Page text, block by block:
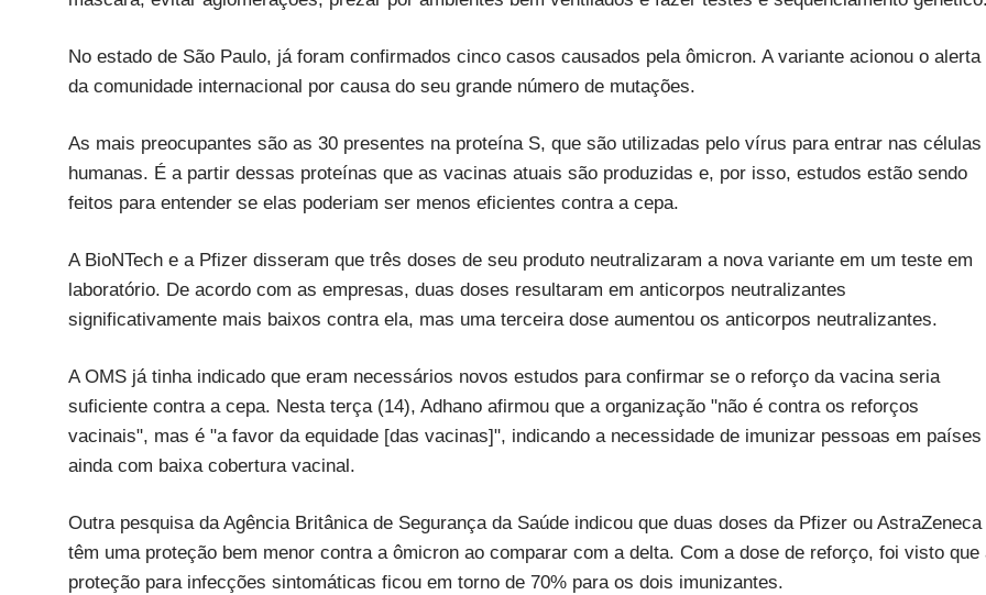
No estado de São Paulo, já foram confirmados cinco casos causados pela ômicron. A variante acionou o alerta
da comunidade internacional por causa do seu grande número de mutações.
As mais preocupantes são as 30 presentes na proteína S, que são utilizadas pelo vírus para entrar nas células
humanas. É a partir dessas proteínas que as vacinas atuais são produzidas e, por isso, estudos estão sendo
feitos para entender se elas poderiam ser menos eficientes contra a cepa.
A BioNTech e a Pfizer disseram que três doses de seu produto neutralizaram a nova variante em um teste em
laboratório. De acordo com as empresas, duas doses resultaram em anticorpos neutralizantes
significativamente mais baixos contra ela, mas uma terceira dose aumentou os anticorpos neutralizantes.
A OMS já tinha indicado que eram necessários novos estudos para confirmar se o reforço da vacina seria
suficiente contra a cepa. Nesta terça (14), Adhano afirmou que a organização "não é contra os reforços
vacinais", mas é "a favor da equidade [das vacinas]", indicando a necessidade de imunizar pessoas em países
ainda com baixa cobertura vacinal.
Outra pesquisa da Agência Britânica de Segurança da Saúde indicou que duas doses da Pfizer ou AstraZeneca
têm uma proteção bem menor contra a ômicron ao comparar com a delta. Com a dose de reforço, foi visto que
proteção para infecções sintomáticas ficou em torno de 70% para os dois imunizantes.